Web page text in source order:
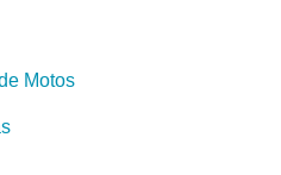
Motos